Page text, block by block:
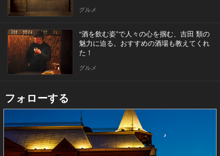
グルメ
“酒を飲む姿”で人々の心を掴む、吉田 類の
魅力に迫る。おすすめの酒場も教えてくれ
た！
グルメ
フォローする